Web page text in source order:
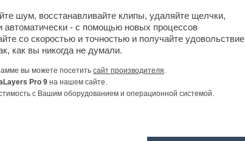
шум, восстанавливайте клипы, удаляйте щелчки,
автоматически - с помощью новых процессов
со скоростью и точностью и получайте удовольствие
как вы никогда не думали.
вы можете посетить сайт производителя.
Pro 9на нашем сайте.
с Вашим оборудованием и операционной системой.